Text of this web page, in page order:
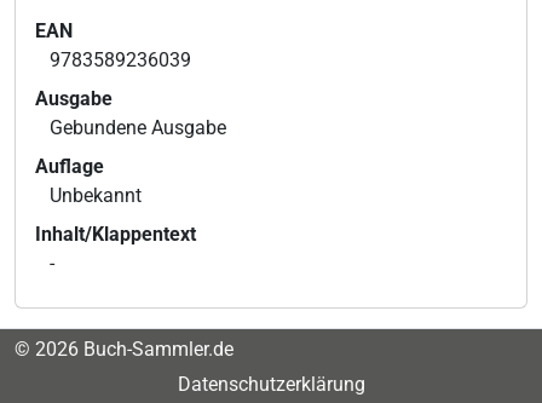
EAN
9783589236039
Ausgabe
Gebundene Ausgabe
Auflage
Unbekannt
Inhalt/Klappentext
-
© 2026 Buch-Sammler.de
Datenschutzerklärung